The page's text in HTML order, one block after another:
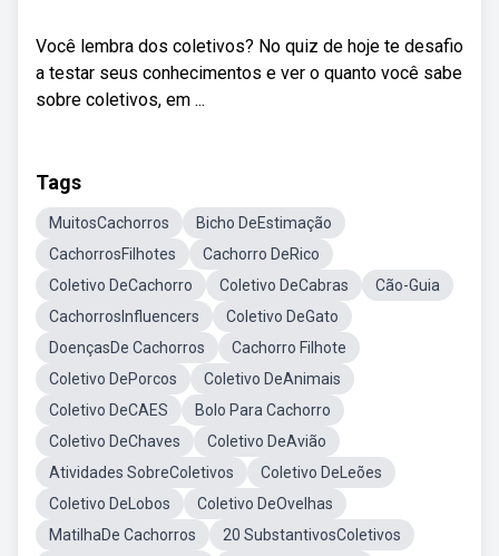
Você lembra dos coletivos? No quiz de hoje te desafio
a testar seus conhecimentos e ver o quanto você sabe
sobre coletivos, em ...
Tags
MuitosCachorros
Bicho DeEstimação
CachorrosFilhotes
Cachorro DeRico
Coletivo DeCachorro
Coletivo DeCabras
Cão-Guia
CachorrosInfluencers
Coletivo DeGato
DoençasDe Cachorros
Cachorro Filhote
Coletivo DePorcos
Coletivo DeAnimais
Coletivo DeCAES
Bolo Para Cachorro
Coletivo DeChaves
Coletivo DeAvião
Atividades SobreColetivos
Coletivo DeLeões
Coletivo DeLobos
Coletivo DeOvelhas
MatilhaDe Cachorros
20 SubstantivosColetivos